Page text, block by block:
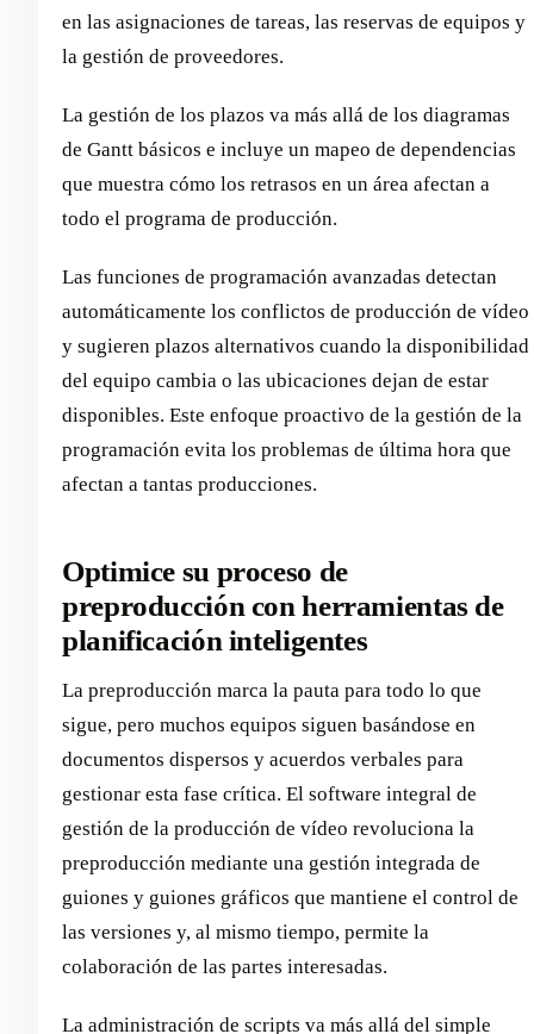
en las asignaciones de tareas, las reservas de equipos y
la gestión de proveedores.
La gestión de los plazos va más allá de los diagramas
de Gantt básicos e incluye un mapeo de dependencias
que muestra cómo los retrasos en un área afectan a
todo el programa de producción.
Las funciones de programación avanzadas detectan
automáticamente los conflictos de producción de vídeo
y sugieren plazos alternativos cuando la disponibilidad
del equipo cambia o las ubicaciones dejan de estar
disponibles. Este enfoque proactivo de la gestión de la
programación evita los problemas de última hora que
afectan a tantas producciones.
Optimice su proceso de
preproducción con herramientas de
planificación inteligentes
La preproducción marca la pauta para todo lo que
sigue, pero muchos equipos siguen basándose en
documentos dispersos y acuerdos verbales para
gestionar esta fase crítica. El software integral de
gestión de la producción de vídeo revoluciona la
preproducción mediante una gestión integrada de
guiones y guiones gráficos que mantiene el control de
las versiones y, al mismo tiempo, permite la
colaboración de las partes interesadas.
La administración de scripts va más allá del simple